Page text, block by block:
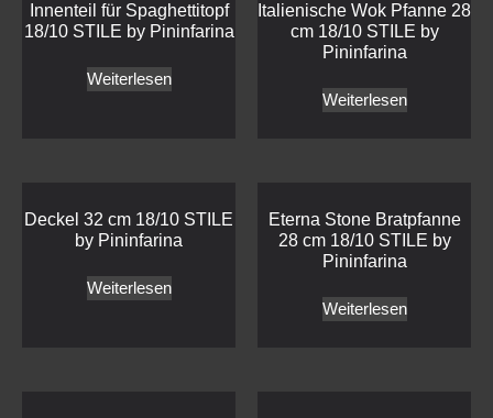
Innenteil für Spaghettitopf
18/10 STILE by Pininfarina
Weiterlesen
Italienische Wok Pfanne 28
cm 18/10 STILE by
Pininfarina
Weiterlesen
Deckel 32 cm 18/10 STILE
by Pininfarina
Weiterlesen
Eterna Stone Bratpfanne
28 cm 18/10 STILE by
Pininfarina
Weiterlesen